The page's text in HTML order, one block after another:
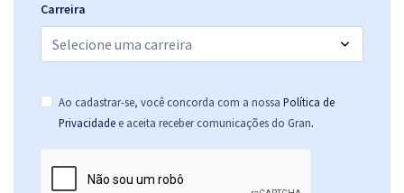
Carreira
Ao cadastrar-se, você concorda com a nossa Política de
Privacidade e aceita receber comunicações do Gran.